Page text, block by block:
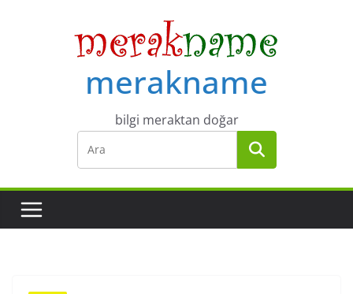
merakname
bilgi meraktan doğar